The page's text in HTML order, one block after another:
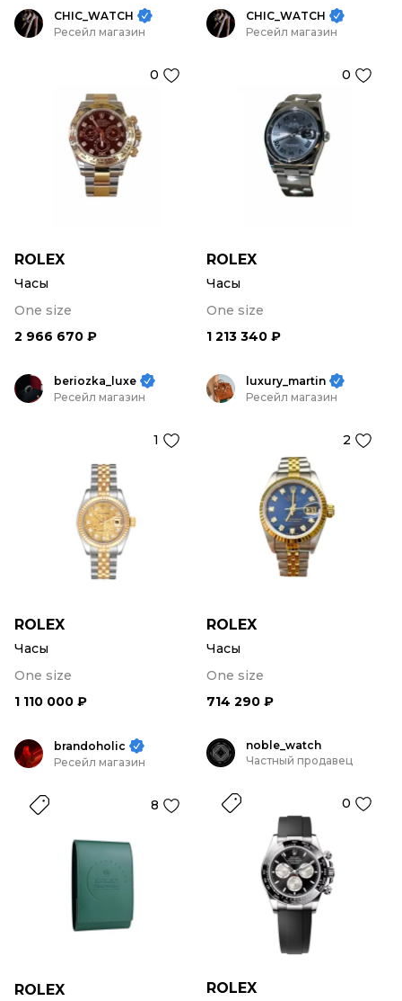
CHIC_WATCH
Ресейл магазин
0
ROLEX
Часы
One size
2 966 670 ₽
CHIC_WATCH
Ресейл магазин
0
ROLEX
Часы
One size
1 213 340 ₽
beriozka_luxe
Ресейл магазин
1
ROLEX
Часы
One size
1 110 000 ₽
luxury_martin
Ресейл магазин
2
ROLEX
Часы
One size
714 290 ₽
brandoholic
Ресейл магазин
8
ROLEX
noble_watch
Частный продавец
0
ROLEX